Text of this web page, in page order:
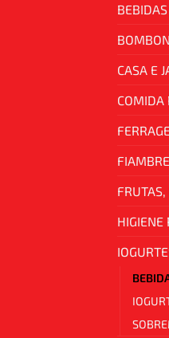
BEBIDAS
CASA E
COMIDA
HIGIENE